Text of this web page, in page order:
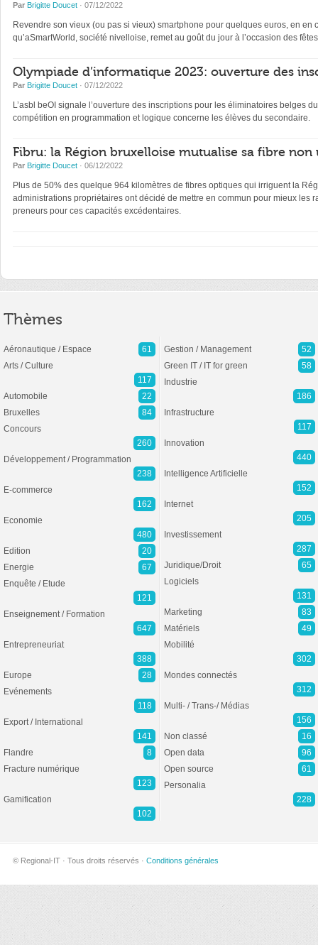
Par Brigitte Doucet · 07/12/2022
Revendre son vieux (ou pas si vieux) smartphone pour quelques euros, en
qu’aSmartWorld, société nivelloise, remet au goût du jour à l’occasion des
Olympiade d’informatique 2023: ouverture des
Par Brigitte Doucet · 07/12/2022
L’asbl beOI signale l’ouverture des inscriptions pour les éliminatoires belges
compétition en programmation et logique concerne les élèves du secondaire.
Fibru: la Région bruxelloise mutualise sa fibre non
Par Brigitte Doucet · 06/12/2022
Plus de 50% des quelque 964 kilomètres de fibres optiques qui irriguent la
administrations propriétaires ont décidé de mettre en commun pour mieux les
preneurs pour ces capacités excédentaires.
Thèmes
Aéronautique / Espace
61
Arts / Culture
117
Automobile
22
Bruxelles
84
Concours
260
Développement / Programmation
238
E-commerce
162
Economie
480
Edition
20
Energie
67
Enquête / Etude
121
Enseignement / Formation
647
Entrepreneuriat
388
Europe
28
Evénements
118
Export / International
141
Flandre
8
Fracture numérique
123
Gamification
102
Gestion / Management
52
Green IT / IT for green
58
Industrie
186
Infrastructure
117
Innovation
440
Intelligence Artificielle
152
Internet
205
Investissement
287
Juridique/Droit
65
Logiciels
131
Marketing
83
Matériels
49
Mobilité
302
Mondes connectés
312
Multi- / Trans-/ Médias
156
Non classé
16
Open data
96
Open source
61
Personalia
228
© Regional-IT · Tous droits réservés · Conditions générales